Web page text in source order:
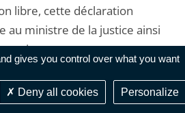
gives you control over what you want
Deny all cookies Personalize
libre, cette déclaration
au ministre de la justice ainsi
et au procureur
dans le ressort de
transféré, mais aussi, le cas
des notaires et au procureur